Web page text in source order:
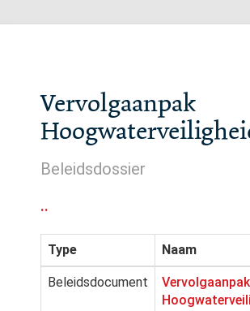
Vervolgaanpak
Beleidsdossier
..
Type Naam
Beleidsdocument
Vervolgaanpak